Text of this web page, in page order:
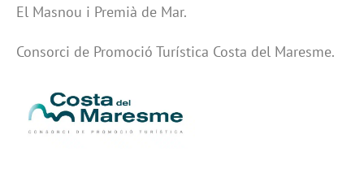
El Masnou i Premià de Mar.
Consorci de Promoció Turística Costa del Maresme.